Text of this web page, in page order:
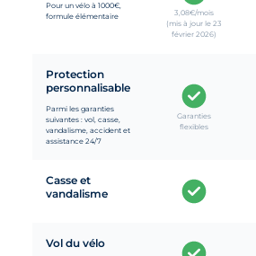
Pour un vélo à 1000€,
formule élémentaire
3,08€/mois
(mis à jour le 23
février 2026)
Protection
personnalisable
Parmi les garanties
suivantes : vol, casse,
vandalisme, accident et
assistance 24/7
Garanties
flexibles
Casse et
vandalisme
Vol du vélo